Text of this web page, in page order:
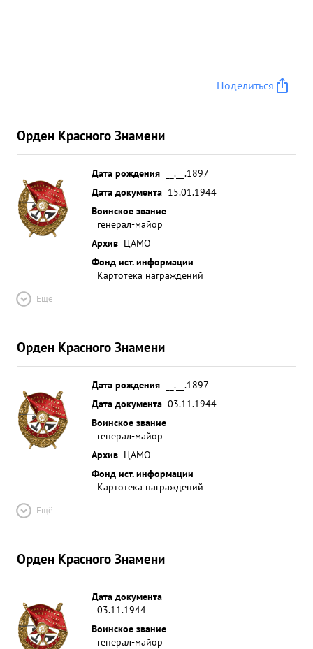
Поделиться
Орден Красного Знамени
Дата рождения
__.__.1897
Дата документа 15.01.1944
Воинское звание
генерал-майор
Архив ЦАМО
Фонд ист. информации
Картотека награждений
Ещё
Орден Красного Знамени
Дата рождения
__.__.1897
Дата документа 03.11.1944
Воинское звание
генерал-майор
Архив ЦАМО
Фонд ист. информации
Картотека награждений
Ещё
Орден Красного Знамени
Дата документа
03.11.1944
Воинское звание
генерал-майор